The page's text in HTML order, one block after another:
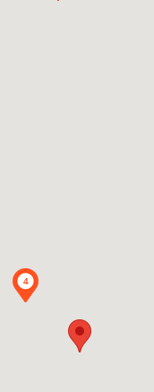
4